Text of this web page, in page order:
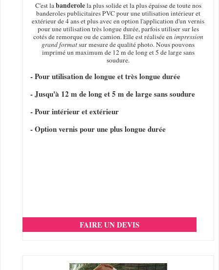
C'est labanderolela plus solide et la plus épaisse de toute nos
banderoles publicitaires PVC pour une utilisation intérieur et
extérieur de 4 ans et plus avec en option l'application d'un vernis
pour une utilisation très longue durée, parfois utiliser sur les
cotés de remorque ou de camion. Elle est réalisée enimpression
grand formatsur mesure de qualité photo. Nous pouvons
imprimé un maximum de 12 m de long et 5 de large sans
soudure.
- Pour utilisation de longue et très longue durée
- Jusqu'à 12 m de long et 5 m de large sans soudure
- Pour intérieur et extérieur
- Option vernis pour une plus longue durée
FAIRE UN DEVIS